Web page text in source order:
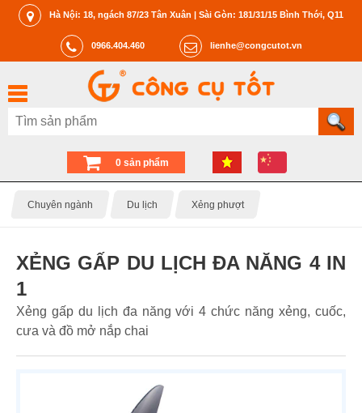
Hà Nội: 18, ngách 87/23 Tân Xuân | Sài Gòn: 181/31/15 Bình Thới, Q11
0966.404.460 lienhe@congcutot.vn
0 sản phẩm
Chuyên ngành Du lịch Xẻng phượt
XẺNG GẤP DU LỊCH ĐA NĂNG 4 IN
1
Xẻng gấp du lịch đa năng với 4 chức năng xẻng, cuốc,
cưa và đồ mở nắp chai